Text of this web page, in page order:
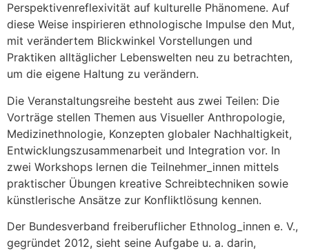
Perspektivenreflexivität auf kulturelle Phänomene. Auf
diese Weise inspirieren ethnologische Impulse den Mut,
mit verändertem Blickwinkel Vorstellungen und
Praktiken alltäglicher Lebenswelten neu zu betrachten,
um die eigene Haltung zu verändern.
Die Veranstaltungsreihe besteht aus zwei Teilen: Die
Vorträge stellen Themen aus Visueller Anthropologie,
Medizinethnologie, Konzepten globaler Nachhaltigkeit,
Entwicklungszusammenarbeit und Integration vor. In
zwei Workshops lernen die Teilnehmer_innen mittels
praktischer Übungen kreative Schreibtechniken sowie
künstlerische Ansätze zur Konfliktlösung kennen.
Der Bundesverband freiberuflicher Ethnolog_innen e. V.,
gegründet 2012, sieht seine Aufgabe u. a. darin,